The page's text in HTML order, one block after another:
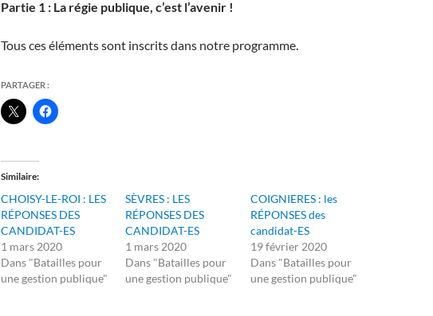
Partie 1 : La régie publique, c’est l’avenir !
Tous ces éléments sont inscrits dans notre programme.
PARTAGER :
Similaire
CHOISY-LE-ROI : LES
RÉPONSES DES
CANDIDAT-ES
1 mars 2020
Dans "Batailles pour
une gestion publique"
SÈVRES : LES
RÉPONSES DES
CANDIDAT-ES
1 mars 2020
Dans "Batailles pour
une gestion publique"
COIGNIERES : les
RÉPONSES des
candidat-ES
19 février 2020
Dans "Batailles pour
une gestion publique"